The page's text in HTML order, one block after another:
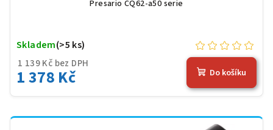
Presario CQ62-a50 serie
1 139 Kč bez DPH
1 378 Kč
Skladem(>5 ks)
Do košíku